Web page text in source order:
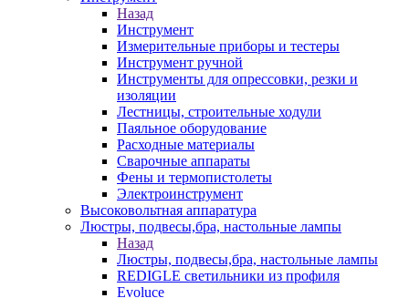
Назад
Инструмент
Измерительные приборы и тестеры
Инструмент ручной
Инструменты для опрессовки, резки и
изоляции
Лестницы, строительные ходули
Паяльное оборудование
Расходные материалы
Сварочные аппараты
Фены и термопистолеты
Электроинструмент
Высоковольтная аппаратура
Люстры, подвесы,бра, настольные лампы
Назад
Люстры, подвесы,бра, настольные лампы
REDIGLE светильники из профиля
Evoluce